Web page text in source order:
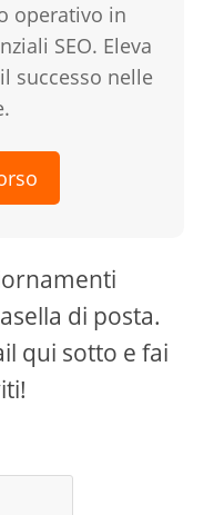
operativo in
SEO. Eleva
successo nelle
di posta.
qui sotto e fai